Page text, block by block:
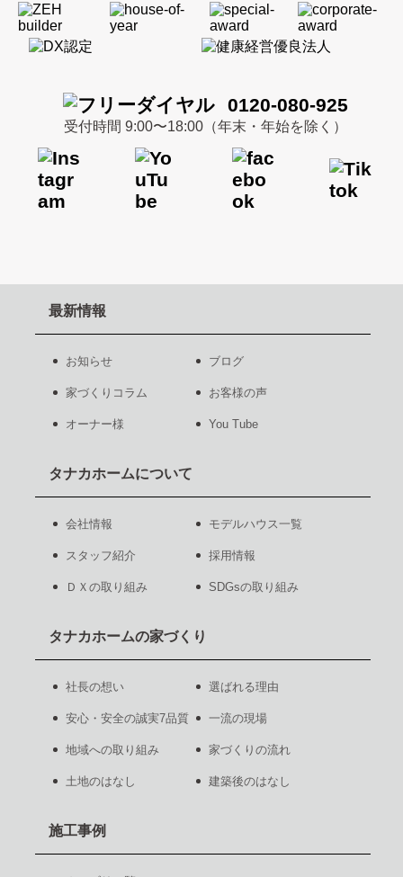
0120-080-925
受付時間 9:00〜18:00（年末・年始を除く）
最新情報
お知らせ ブログ
家づくりコラム お客様の声
オーナー様 You Tube
タナカホームについて
会社情報 モデルハウス一覧
スタッフ紹介 採用情報
ＤＸの取り組み SDGsの取り組み
タナカホームの家づくり
社長の想い 選ばれる理由
安心・安全の誠実7品質 一流の現場
地域への取り組み 家づくりの流れ
土地のはなし 建築後のはなし
施工事例